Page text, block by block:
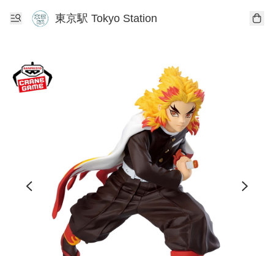
東京駅 Tokyo Station